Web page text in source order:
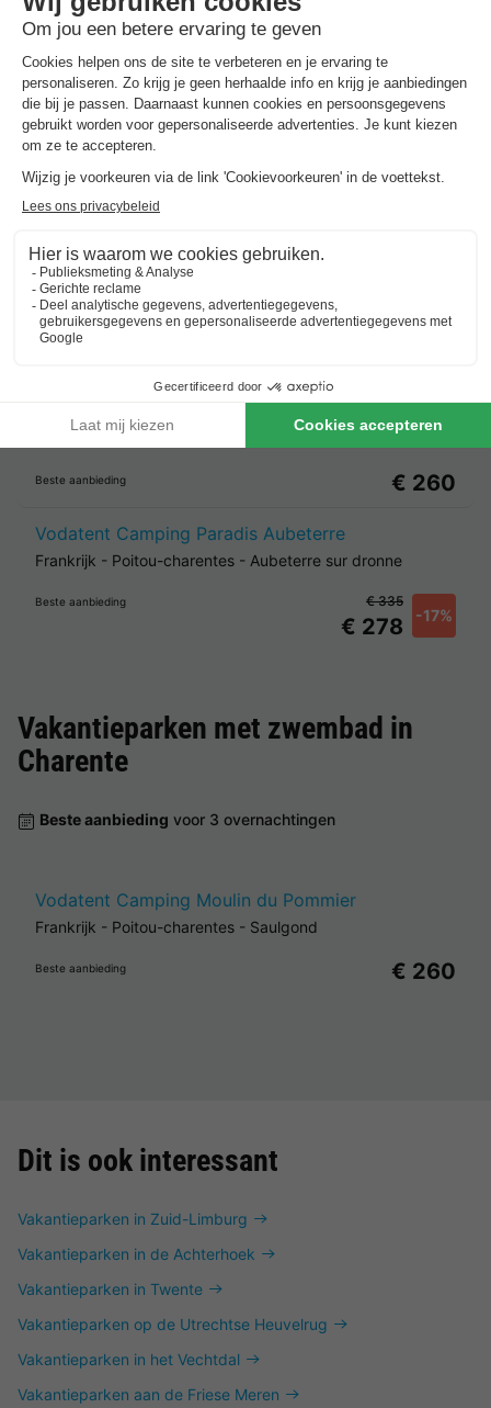
Poitou-charentes ,Aubeterre Sur Dronne
Safaritent 4 personen
Van 8 tot 10 sep, 2 nachten,
Vanaf
€ 240
Goedkope vakantieparken in
Charente
Beste aanbiedingvoor 3 overnachtingen
Poitou-charentes
Beste aanbieding € 260
Vodatent Camping Paradis Aubeterre
Frankrijk - Poitou-charentes - Aubeterre sur dronne
Beste aanbieding
€ 278 -17%
€ 335
Vakantieparken met zwembad in
Charente
Beste aanbieding voor 3 overnachtingen
Vodatent Camping Moulin du Pommier
Frankrijk - Poitou-charentes - Saulgond
Beste aanbieding € 260
Dit is ook interessant
Vakantieparken in Zuid-Limburg
Vakantieparken in de Achterhoek
Vakantieparken in Twente
Vakantieparken op de Utrechtse Heuvelrug
Vakantieparken in het Vechtdal
Vakantieparken aan de Friese Meren